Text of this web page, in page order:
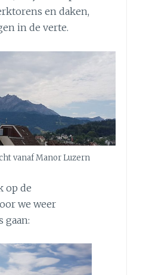
en daken,
in de verte.
vanaf Manor Luzern
op de
we weer
gaan: